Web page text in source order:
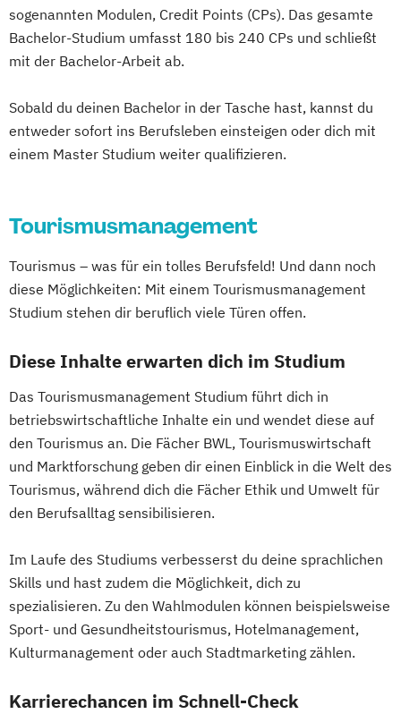
sogenannten Modulen, Credit Points (CPs). Das gesamte
Bachelor-Studium umfasst 180 bis 240 CPs und schließt
mit der Bachelor-Arbeit ab.
Sobald du deinen Bachelor in der Tasche hast, kannst du
entweder sofort ins Berufsleben einsteigen oder dich mit
einem Master Studium weiter qualifizieren.
Tourismusmanagement
Tourismus – was für ein tolles Berufsfeld! Und dann noch
diese Möglichkeiten: Mit einem Tourismusmanagement
Studium stehen dir beruflich viele Türen offen.
Diese Inhalte erwarten dich im Studium
Das Tourismusmanagement Studium führt dich in
betriebswirtschaftliche Inhalte ein und wendet diese auf
den Tourismus an. Die Fächer BWL, Tourismuswirtschaft
und Marktforschung geben dir einen Einblick in die Welt des
Tourismus, während dich die Fächer Ethik und Umwelt für
den Berufsalltag sensibilisieren.
Im Laufe des Studiums verbesserst du deine sprachlichen
Skills und hast zudem die Möglichkeit, dich zu
spezialisieren. Zu den Wahlmodulen können beispielsweise
Sport- und Gesundheitstourismus, Hotelmanagement,
Kulturmanagement oder auch Stadtmarketing zählen.
Karrierechancen im Schnell-Check